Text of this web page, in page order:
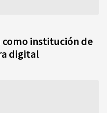
institución de
digital